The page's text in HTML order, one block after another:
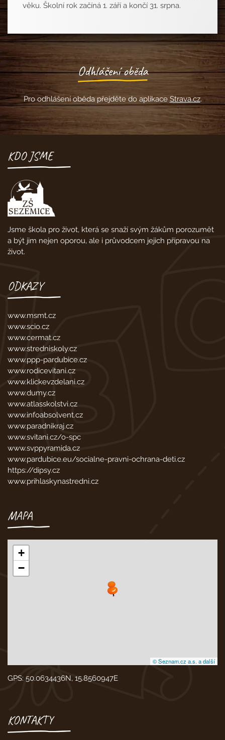
věku. Školní rok začíná 1. září a končí 31. srpna.
Odhlášení oběda
Pro odhlášení oběda přejděte do aplikace Strava.cz.
KDO JSME
Jsme škola pro život, která se snaží svým žákům porozumět
a být jim nejen oporou, ale i průvodcem jejich přípravou na
život.
ODKAZY
www.msmt.cz
www.scio.cz
www.cermat.cz
www.stredniskoly.cz
www.ppp-pardubice.cz
www.rodicevitani.cz
www.klickevzdelani.cz
www.dumy.cz
www.atlasskolstvi.cz
www.infoabsolvent.cz
www.paradnikraj.cz
www.svitani.cz/o-spc
www.svppyramida.cz
www.pardubice.eu/socialne-pravni-ochrana-deti.cz
https://dipsy.cz
www.prihlaskynastredni.cz
MAPA
+
−
© Seznam.cz a.s. a další
GPS: 50.0634436N, 15.8560947E
KONTAKTY